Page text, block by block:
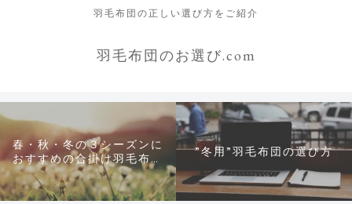
羽毛布団の正しい選び方をご紹介
羽毛布団のお選び.com
春・秋・冬の３シーズンに
おすすめの合掛け羽毛布団
について
”冬用”羽毛布団の選び方